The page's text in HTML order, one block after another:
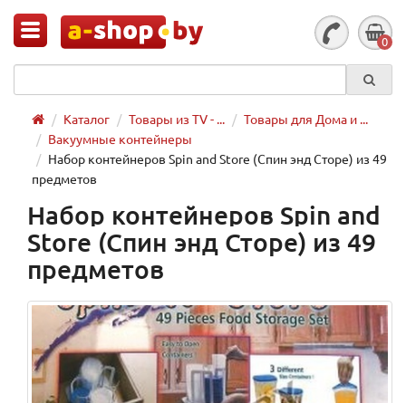
0
Каталог Товары из TV - ...
Товары для Дома и ...
Вакуумные контейнеры
Набор контейнеров Spin and Store (Спин энд Сторе) из 49
предметов
Набор контейнеров Spin and
Store (Спин энд Сторе) из 49
предметов